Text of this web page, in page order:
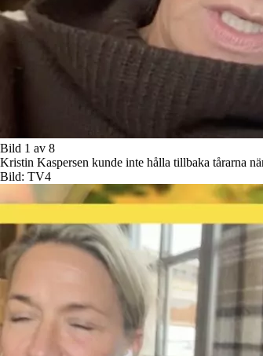
Bild 1 av 8
Kristin Kaspersen kunde inte hålla tillbaka tårarna
Bild: TV4